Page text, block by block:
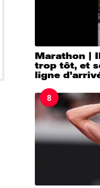
Marathon |
trop tôt, et
ligne
8